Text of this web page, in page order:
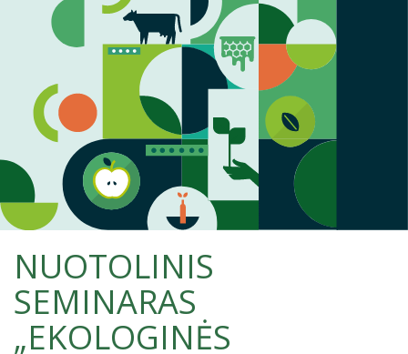
NUOTOLINIS
SEMINARAS
„EKOLOGINĖS